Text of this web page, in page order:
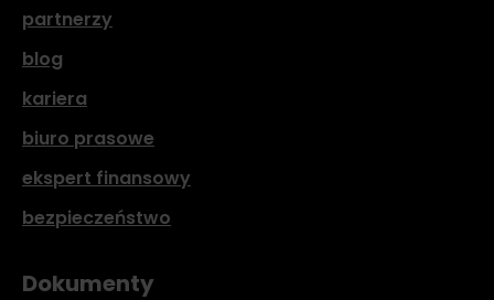
partnerzy
blog
kariera
biuro prasowe
ekspert finansowy
bezpieczeństwo
Dokumenty